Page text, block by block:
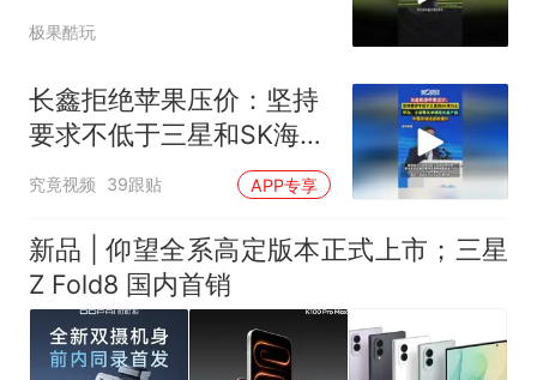
星还高
极果酷玩
长鑫拒绝苹果压价：坚持
要求不低于三星和SK海力
士，华为、小米等长单锁
究竟视频 39跟贴 APP专享
新品 | 仰望全系高定版本正式上市；三星
Z Fold8 国内首销